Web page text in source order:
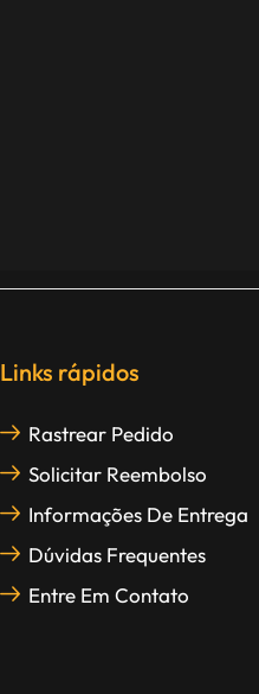
Links rápidos
Rastrear Pedido
Solicitar Reembolso
Informações De Entrega
Dúvidas Frequentes
Entre Em Contato